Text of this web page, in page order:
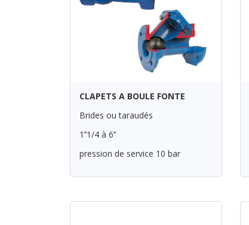
CLAPETS A BOULE FONTE
Brides ou taraudés
1’’1/4 à 6’’
pression de service 10 bar